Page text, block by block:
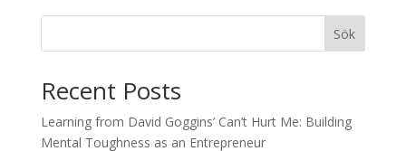
Sök
Recent Posts
Learning from David Goggins’ Can’t Hurt Me: Building
Mental Toughness as an Entrepreneur